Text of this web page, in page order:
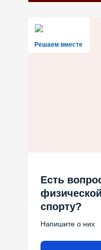
Решаем вместе
Есть
спорту?
Напишите о них